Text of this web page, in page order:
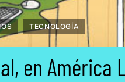
TECNOLOGÍA
en América